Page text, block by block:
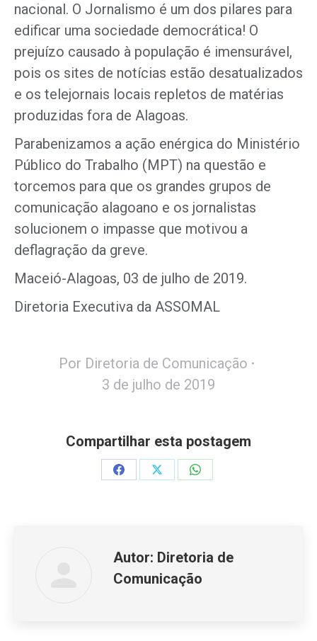
nacional. O Jornalismo é um dos pilares para
edificar uma sociedade democrática! O
prejuízo causado à população é imensurável,
pois os sites de notícias estão desatualizados
e os telejornais locais repletos de matérias
produzidas fora de Alagoas.
Parabenizamos a ação enérgica do Ministério
Público do Trabalho (MPT) na questão e
torcemos para que os grandes grupos de
comunicação alagoano e os jornalistas
solucionem o impasse que motivou a
deflagração da greve.
Maceió-Alagoas, 03 de julho de 2019.
Diretoria Executiva da ASSOMAL
Por Diretoria de Comunicação
3 de julho de 2019
Compartilhar esta postagem
Share
Share
Share
Autor: Diretoria de
Comunicação